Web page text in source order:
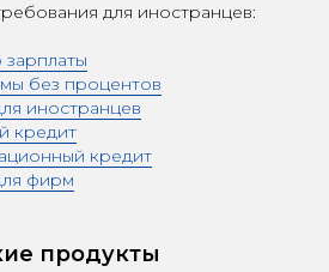
для иностранцев:
без процентов
иностранцев
кредит
кредит
фирм
продукты